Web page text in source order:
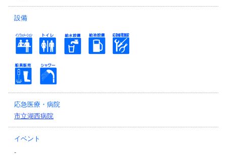
設備
応急医療・病院
市立湖西病院
イベント
-